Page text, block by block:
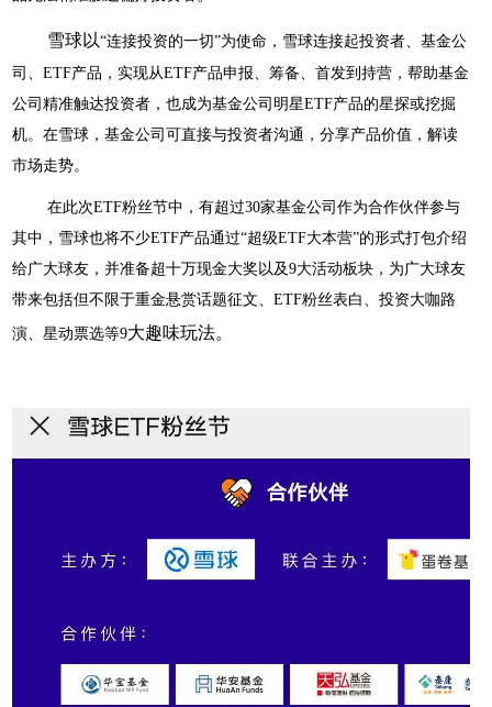
雪球以“连接投资的一切”为使命，雪球连接起投资者、基金公
司、ETF产品，实现从ETF产品申报、筹备、首发到持营，帮助基金
公司精准触达投资者，也成为基金公司明星ETF产品的星探或挖掘
机。在雪球，基金公司可直接与投资者沟通，分享产品价值，解读
市场走势。
在此次ETF粉丝节中，有超过30家基金公司作为合作伙伴参与
其中，雪球也将不少ETF产品通过“超级ETF大本营”的形式打包介绍
给广大球友，并准备超十万现金大奖以及9大活动板块，为广大球友
带来包括但不限于重金悬赏话题征文、ETF粉丝表白、投资大咖路
演、星动票选等9大趣味玩法。